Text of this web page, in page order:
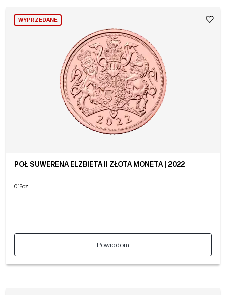
WYPRZEDANE
PÓŁ SUWERENA ELŻBIETA II ZŁOTA MONETA | 2022
0.12oz
Powiadom